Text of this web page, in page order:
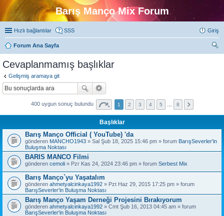
Barış Manço Mix Forum
Hızlı bağlantılar SSS Giriş
Forum Ana Sayfa
Cevaplanmamış başlıklar
Gelişmiş aramaya git
400 uygun sonuç bulundu 1 2 3 4 5 8
Başlıklar
Barış Manço Official ( YouTube) 'da
gönderen MANCHO1943 » Sal Şub 18, 2025 15:46 pm » forum BarışSeverler'in
Buluşma Noktası
BARIS MANCO Filmi
gönderen cemoli » Pzr Kas 24, 2024 23:46 pm » forum Serbest Mix
Barış Manço`yu Yaşatalım
gönderen ahmetyalcinkaya1992 » Pzt Haz 29, 2015 17:25 pm » forum
BarışSeverler'in Buluşma Noktası
Barış Manço Yaşam Derneği Projesini Bırakıyorum
gönderen ahmetyalcinkaya1992 » Cmt Şub 16, 2013 04:45 am » forum
BarışSeverler'in Buluşma Noktası